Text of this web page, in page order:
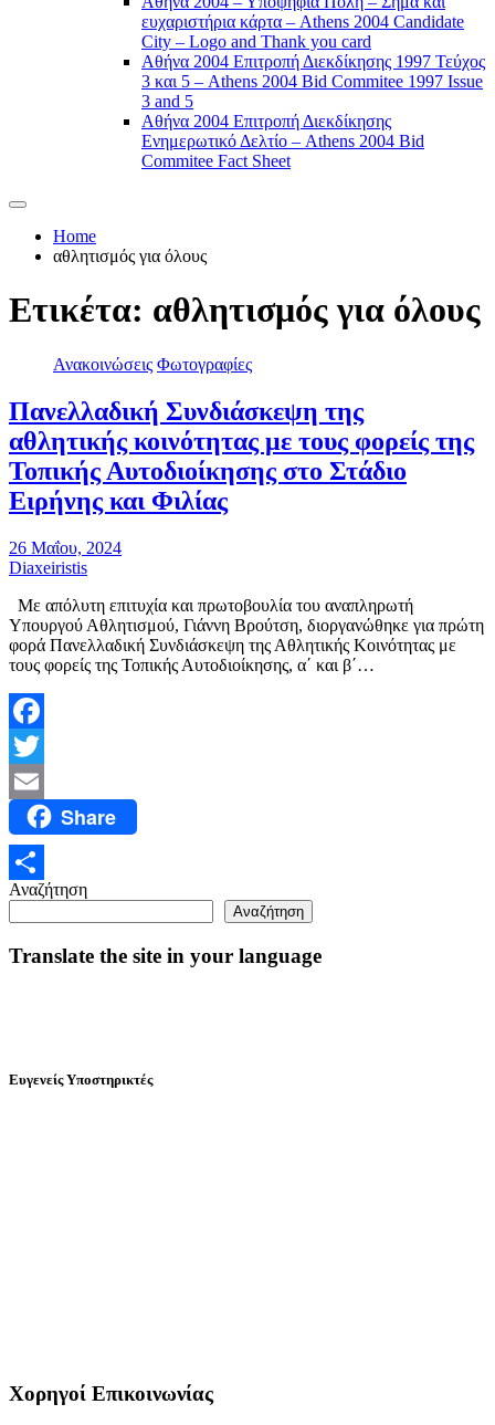
ευχαριστήρια κάρτα – Athens 2004 Candidate
City – Logo and Thank you card
Αθήνα 2004 Επιτροπή Διεκδίκησης 1997 Τεύχος
3 και 5 – Athens 2004 Bid Commitee 1997 Issue
3 and 5
Αθήνα 2004 Επιτροπή Διεκδίκησης
Ενημερωτικό Δελτίο – Athens 2004 Bid
Commitee Fact Sheet
Home
αθλητισμός για όλους
Ετικέτα: αθλητισμός για όλους
Ανακοινώσεις Φωτογραφίες
Πανελλαδική Συνδιάσκεψη της
αθλητικής κοινότητας με τους φορείς της
Τοπικής Αυτοδιοίκησης στο Στάδιο
Ειρήνης και Φιλίας
26 Μαΐου, 2024
Diaxeiristis
Με απόλυτη επιτυχία και πρωτοβουλία του αναπληρωτή
Υπουργού Αθλητισμού, Γιάννη Βρούτση, διοργανώθηκε για πρώτη
φορά Πανελλαδική Συνδιάσκεψη της Αθλητικής Κοινότητας με
τους φορείς της Τοπικής Αυτοδιοίκησης, α΄ και β΄…
Facebook
Twitter
Email Share
Μοιραστείτε
Αναζήτηση
Αναζήτηση
Translate the site in your language
Ευγενείς Υποστηρικτές
Χορηγοί Επικοινωνίας